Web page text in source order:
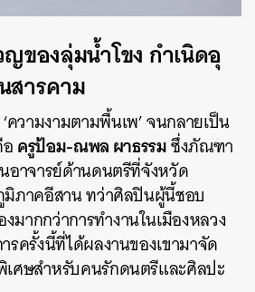
ของลุ่มน้ำโขง กำเนิดอุ
สารคาม
ความงามตามพื้นเพ’ จนกลายเป็น
ครูป้อม-ณพล ผาธรรมซึ่งภัณฑา
อาจารย์ด้านดนตรีที่จังหวัด
มิภาคอีสาน ทว่าศิลปินผู้นี้ชอบ
มากกว่าการทำงานในเมืองหลวง
รครั้งนี้ที่ได้ผลงานของเขามาจัด
เศษสำหรับคนรักดนตรีและศิลปะ